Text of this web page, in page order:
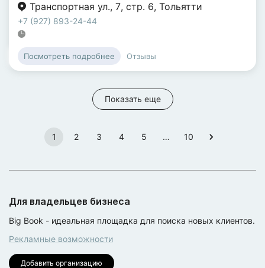
Транспортная ул., 7, стр. 6, Тольятти
+7 (927) 893-24-44
Посмотреть подробнее Отзывы
Показать еще
1 2 3 4 5 … 10
Для владельцев бизнеса
Big Book - идеальная площадка для поиска новых клиентов.
Рекламные возможности
Добавить организацию